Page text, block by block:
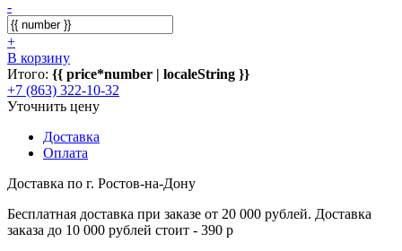
-
+
В корзину
Итого: {{ price*number | localeString }}
+7 (863) 322-10-32
Уточнить цену
Доставка
Оплата
Доставка по г. Ростов-на-Дону
Бесплатная доставка при заказе от 20 000 рублей. Доставка
заказа до 10 000 рублей стоит - 390 р